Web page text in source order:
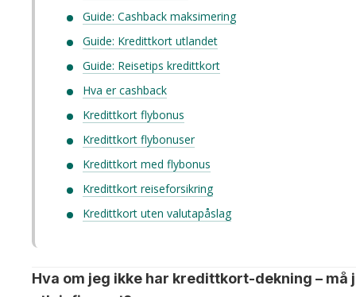
Guide: Cashback maksimering
Guide: Kredittkort utlandet
Guide: Reisetips kredittkort
Hva er cashback
Kredittkort flybonus
Kredittkort flybonuser
Kredittkort med flybonus
Kredittkort reiseforsikring
Kredittkort uten valutapåslag
Hva om jeg ikke har kredittkort-dekning – må